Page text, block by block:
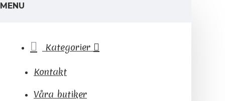
MENU
Kategorier
Kontakt
Våra butiker